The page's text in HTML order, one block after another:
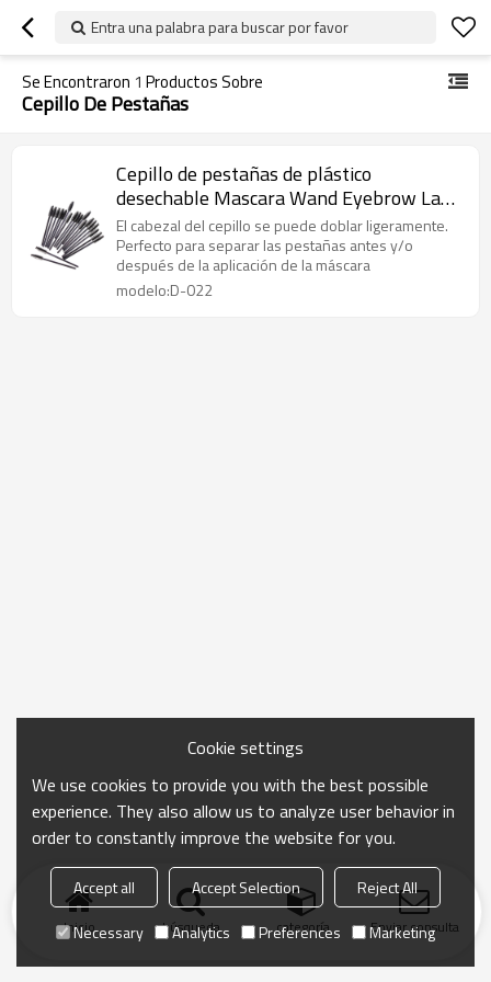
Entra una palabra para buscar por favor
Se Encontraron 1 Productos Sobre
Cepillo De Pestañas
Cepillo de pestañas de plástico
desechable Mascara Wand Eyebrow Lash
Brush
El cabezal del cepillo se puede doblar ligeramente.
Perfecto para separar las pestañas antes y/o
después de la aplicación de la máscara
modelo:D-022
Inicio búsqueda categoría Enviar consulta
Cookie settings
We use cookies to provide you with the best possible
experience. They also allow us to analyze user behavior in
order to constantly improve the website for you.
Accept all Accept Selection
Reject All
Necessary
Analytics Preferences Marketing